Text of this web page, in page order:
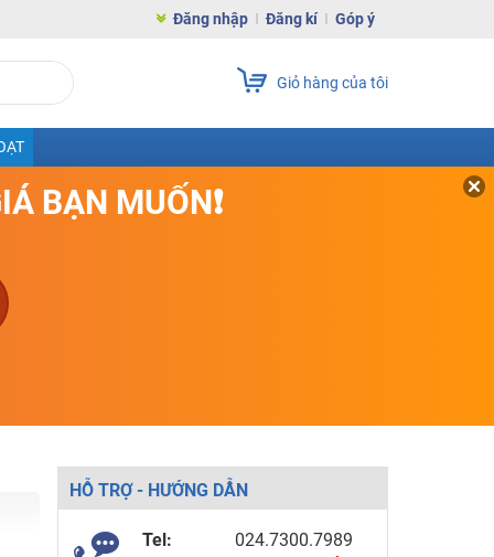
Đăng nhập Đăng kí Góp ý
Giỏ hàng của tôi
BẠN MUỐN❗
HỖ TRỢ - HƯỚNG DẪN
Tel:
024.7300.7989